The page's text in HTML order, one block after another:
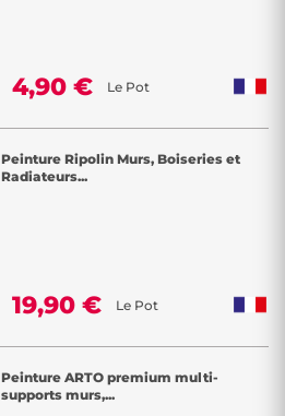
4,90 € Le Pot
Peinture Ripolin Murs, Boiseries et
Radiateurs...
19,90 € Le Pot
Peinture ARTO premium multi-
supports murs,...